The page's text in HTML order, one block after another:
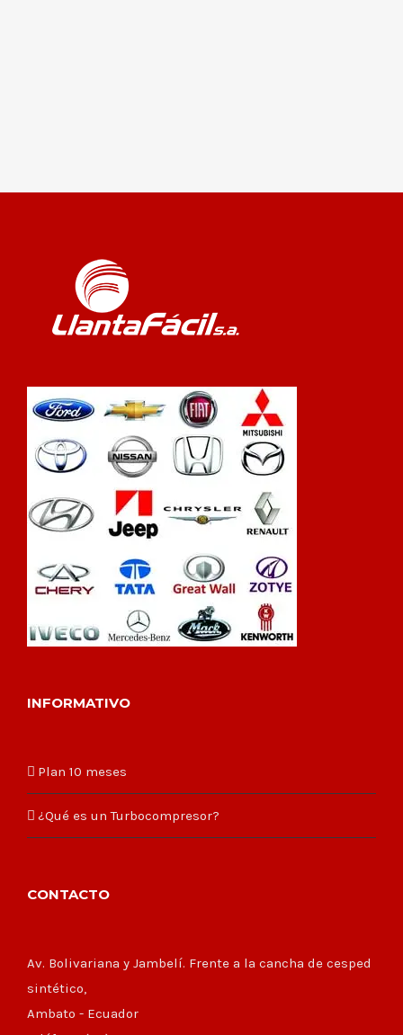
INFORMATIVO
Plan 10 meses
¿Qué es un Turbocompresor?
CONTACTO
Av. Bolivariana y Jambelí. Frente a la cancha de cesped
sintético,
Ambato - Ecuador